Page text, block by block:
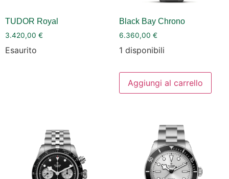
TUDOR Royal
3.420,00 €
Esaurito
Black Bay Chrono
6.360,00 €
1 disponibili
Aggiungi al carrello